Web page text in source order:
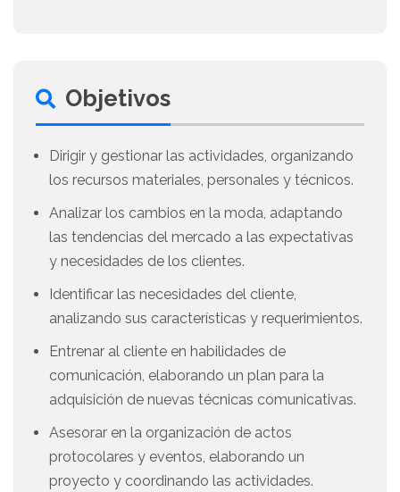
Objetivos
Dirigir y gestionar las actividades, organizando
los recursos materiales, personales y técnicos.
Analizar los cambios en la moda, adaptando
las tendencias del mercado a las expectativas
y necesidades de los clientes.
Identificar las necesidades del cliente,
analizando sus características y requerimientos.
Entrenar al cliente en habilidades de
comunicación, elaborando un plan para la
adquisición de nuevas técnicas comunicativas.
Asesorar en la organización de actos
protocolares y eventos, elaborando un
proyecto y coordinando las actividades.